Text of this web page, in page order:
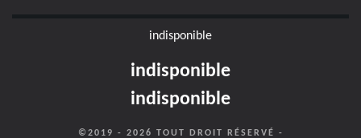
indisponible
indisponible
indisponible
©2019 - 2026 TOUT DROIT RÉSERVÉ -